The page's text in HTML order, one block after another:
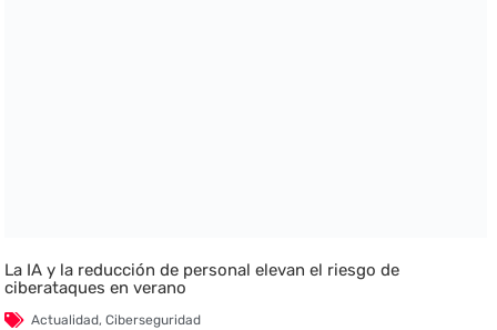
La IA y la reducción de personal elevan el riesgo de
ciberataques en verano
Actualidad,Ciberseguridad